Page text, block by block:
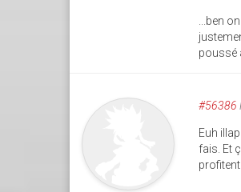
...ben
poussé
#56386
Euh
fais. Et